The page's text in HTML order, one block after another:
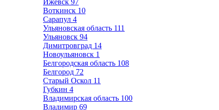
Ижевск 97
Воткинск 10
Сарапул 4
Ульяновская область 111
Ульяновск 94
Димитровград 14
Новоульяновск 1
Белгородская область 108
Белгород 72
Старый Оскол 11
Губкин 4
Владимирская область 100
Владимир 69